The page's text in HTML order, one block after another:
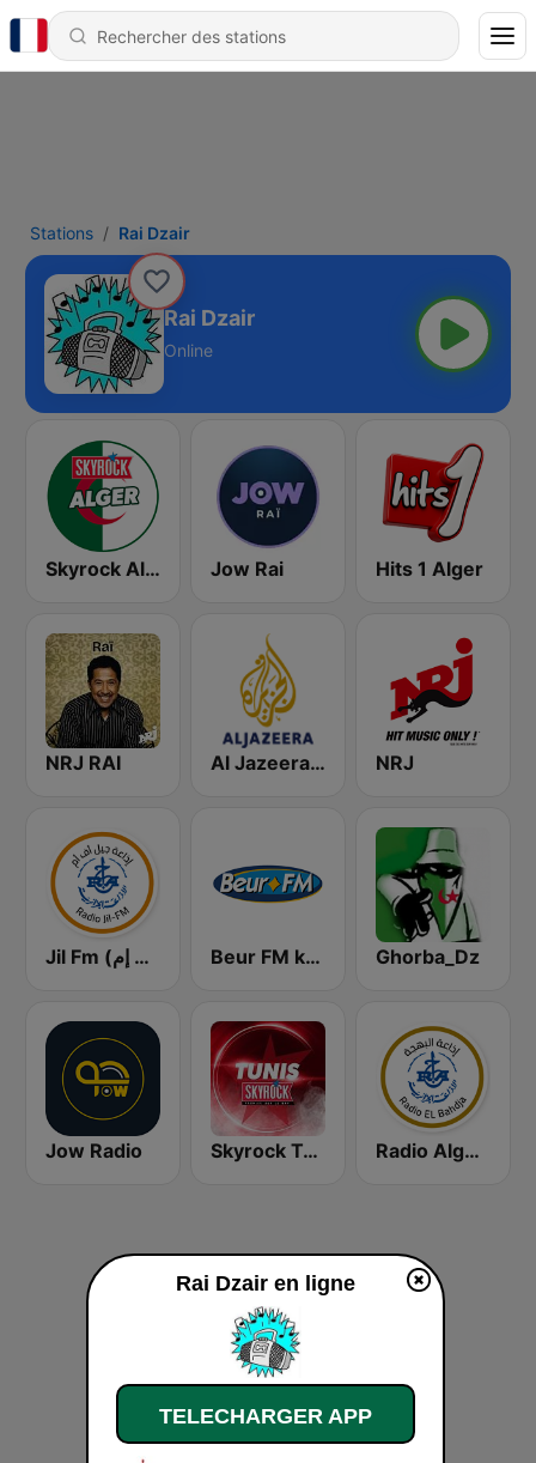
Stations Rai Dzair
Rai Dzair
Online
Skyrock Alger Jow Rai Hits 1 Alger
NRJ RAI Al Jazeera Arabic (قناة الجزيرة) NRJ
Jil Fm (جيل إف إم) Beur FM kabyle Ghorba_Dz
Jow Radio Skyrock Tunis Radio Algérienne - El Bahdja (إذاعة البهجة)
Rai Dzair en ligne
TELECHARGER APP